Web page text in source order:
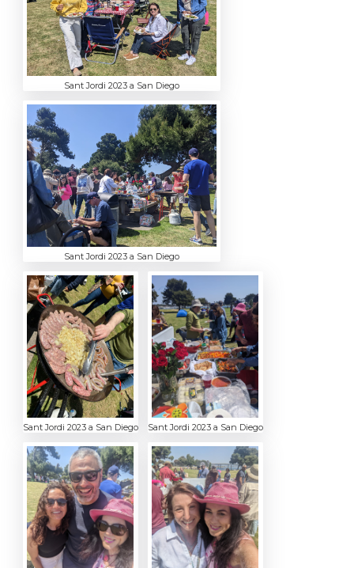
Sant Jordi 2023 a San Diego
Sant Jordi 2023 a San Diego
Sant Jordi 2023 a San Diego Sant Jordi 2023 a San Diego